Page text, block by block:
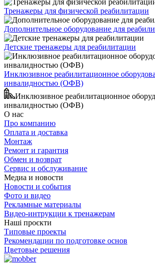
Тренажеры для физической реабилитации
Дополнительное оборудование для
Детские тренажеры для реабилитации
Инклюзивное реабилитационное
инвалидностью (ОФВ)
Инклюзивное реабилитационное
инвалидностью (ОФВ)
О нас
Про компанию
Оплата и доставка
Монтаж
Ремонт и гарантия
Обмен и возврат
Сервис и обслуживание
Медиа и новости
Новости и события
Фото и видео
Рекламные материалы
Видео-интрукции к тренажерам
Наші проєкти
Типовые проекты
Рекомендации по подготовке основ
Цветовые решения